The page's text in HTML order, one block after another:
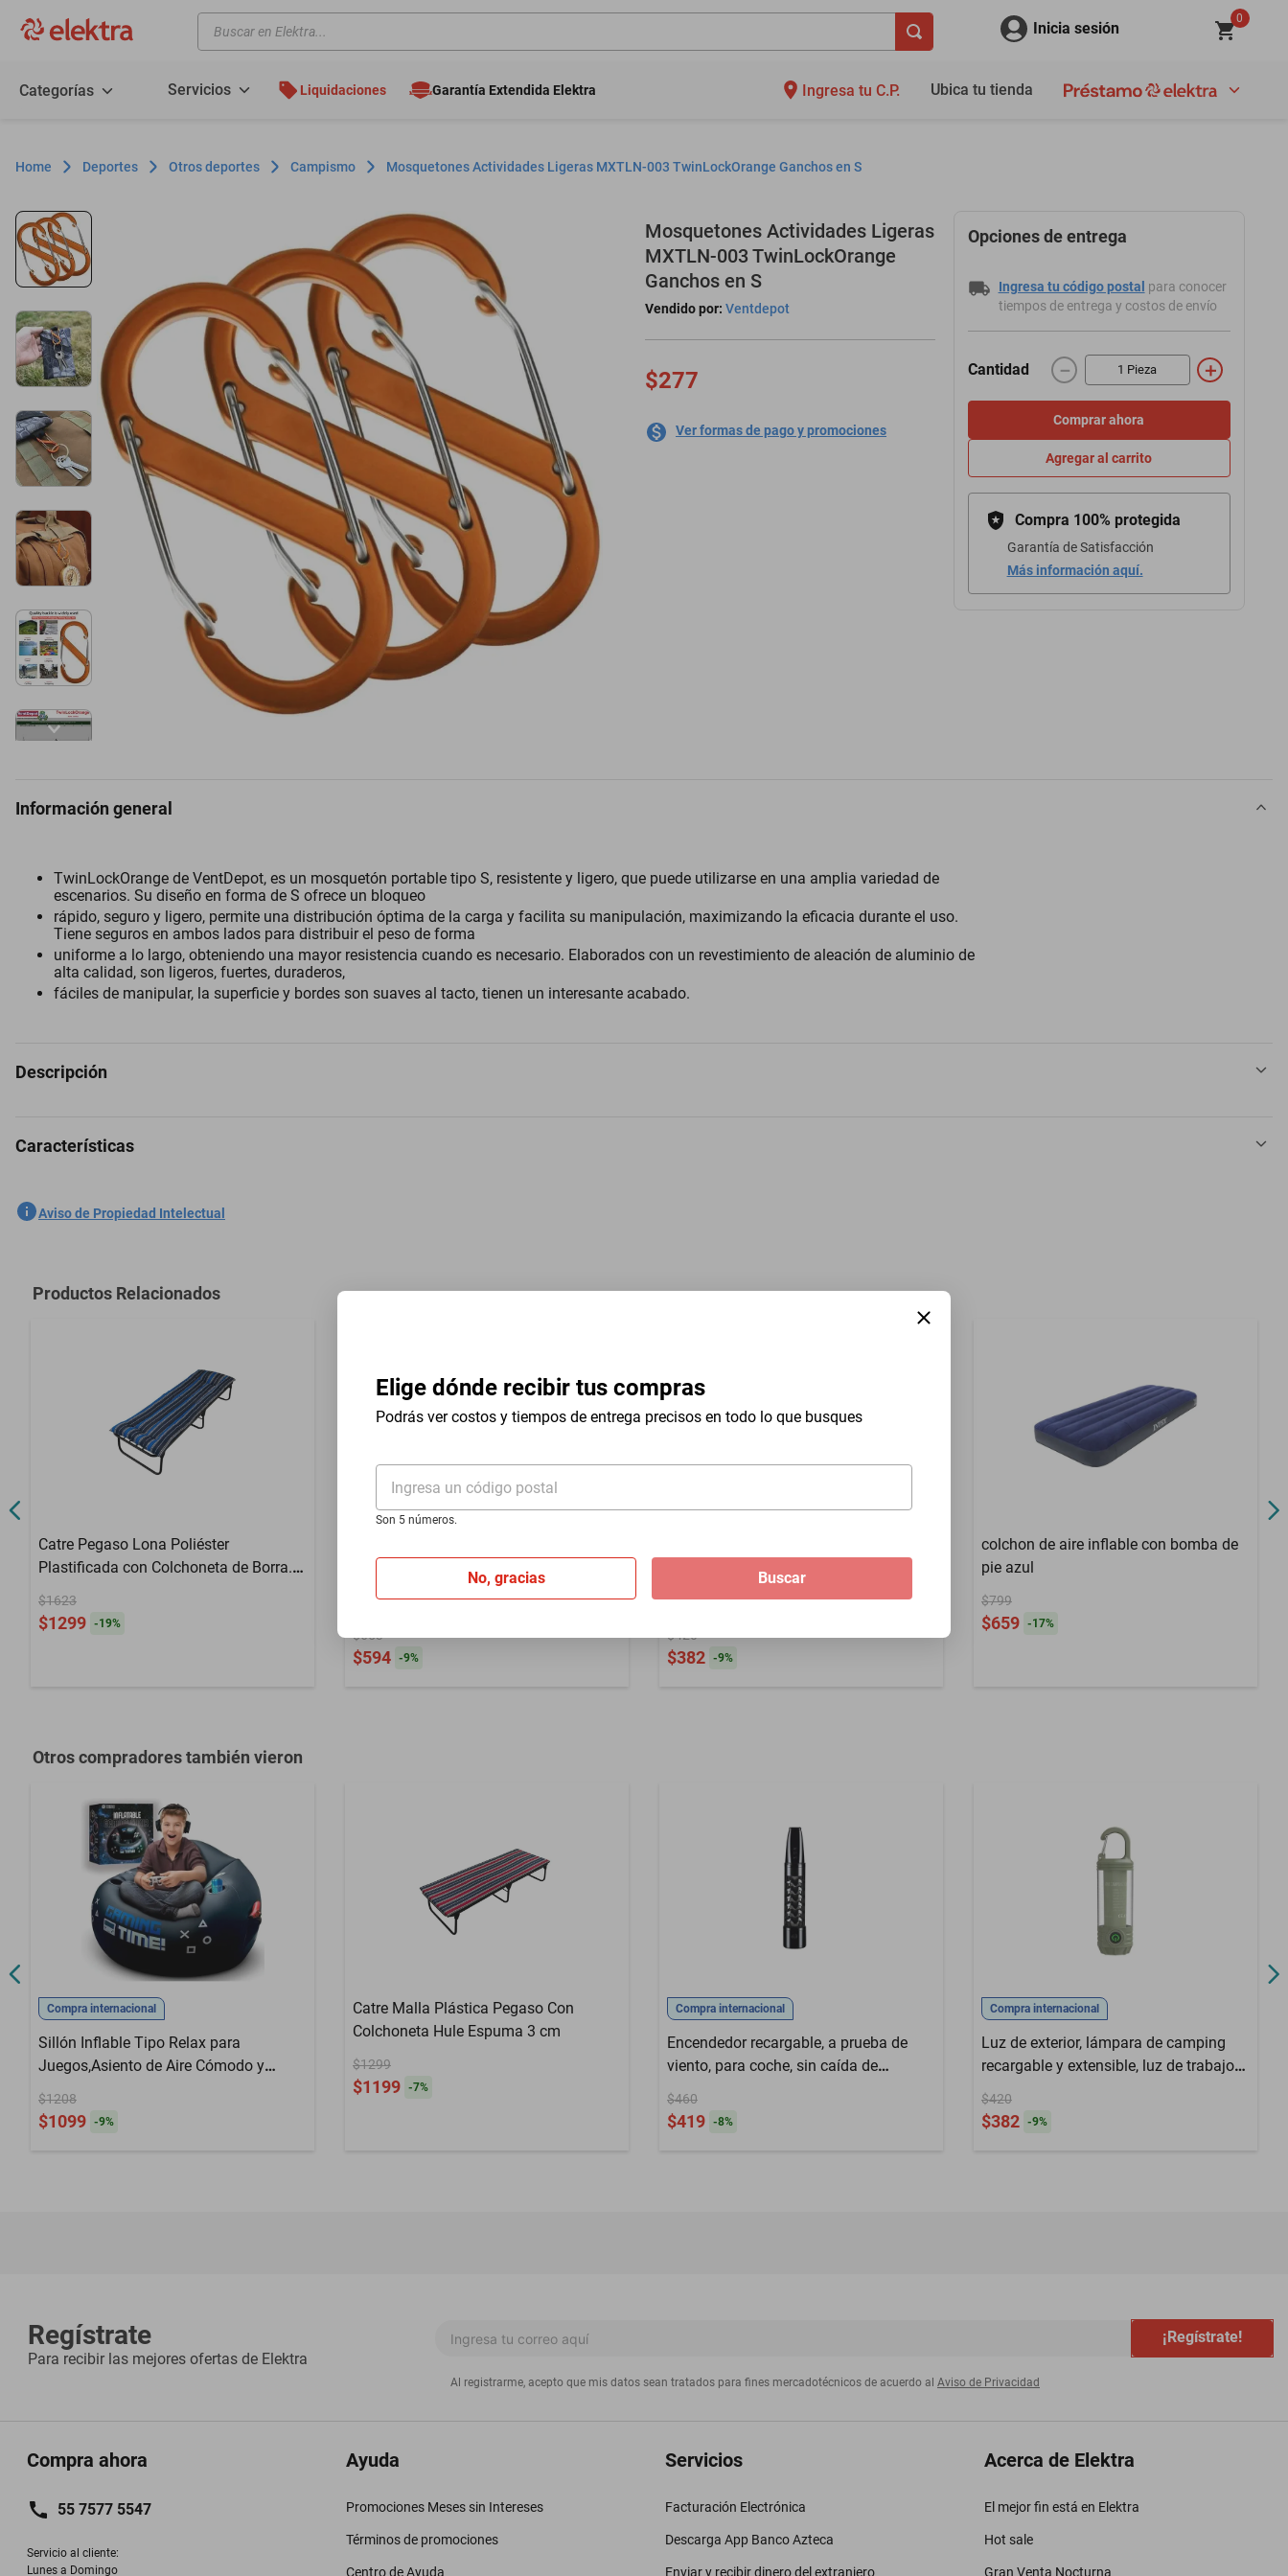
Buscar en Elektra... Inicia sesión
0
Categorías Servicios Liquidaciones Garantía Extendida Elektra Ingresa tu C.P.
Elige dónde recibir tus compras
Podrás ver costos y tiempos de entrega precisos en todo lo que busques
Ingresa un código postal
Son 5 números.
No, gracias Buscar
Ubica tu tienda
Deportes Otros deportes Campismo Mosquetones Actividades Ligeras MXTLN-003 TwinLockOrange Ganchos en S
Mosquetones Actividades Ligeras
MXTLN-003 TwinLockOrange
Ganchos en S
Vendido por: Ventdepot
$277
Ver formas de pago y promociones
Opciones de entrega
Ingresa tu código postal para conocer
tiempos de entrega y costos de envío
Cantidad ＋
－
Comprar ahora
Agregar al carrito
Compra 100% protegida
Garantía de Satisfacción
Más información aquí.
Información general
TwinLockOrange de VentDepot, es un mosquetón portable tipo S, resistente y ligero, que puede utilizarse en una amplia variedad de
escenarios. Su diseño en forma de S ofrece un bloqueo
rápido, seguro y ligero, permite una distribución óptima de la carga y facilita su manipulación, maximizando la eficacia durante el uso.
Tiene seguros en ambos lados para distribuir el peso de forma
uniforme a lo largo, obteniendo una mayor resistencia cuando es necesario. Elaborados con un revestimiento de aleación de aluminio de
alta calidad, son ligeros, fuertes, duraderos,
fáciles de manipular, la superficie y bordes son suaves al tacto, tienen un interesante acabado.
Descripción
Mosquetones Actividades Ligeras 3Pzas, 10kg, Forma S, Bloqueo Automático, Naranja, Aleación de Aluminio. Ganchos Forma S Mosquetón Colorido Mosquetón Senderismo
Características
SKU
Modelo
Aleación de Aluminio
Aviso de Propiedad Intelectual
Productos Relacionados
Catre Pegaso Lona Poliéster
Plastificada con Colchoneta de Borra.
Mod: KSL-B GRIS
$1623
$1299 -19%
Luz de exterior, lámpara de camping
recargable y extensible, luz de trabajo
tienda de campaña.HOGAWAY
$653
$594 -9%
Luz de exterior, lámpara de camping
recargable y extensible, luz de trabajo
tienda de campaña.HOGAWAY
$420
$382 -9%
colchon de aire inflable con bomba de
pie azul
$799
$659 -17%
Otros compradores también vieron
Compra internacional
Sillón Inflable Tipo Relax para
Juegos,Asiento de Aire Cómodo y
Portátil para Videojuegos, Lectura o
Descanso en Casa.HOGAWAY
$1208
$1099 -9%
Catre Malla Plástica Pegaso Con
Colchoneta Hule Espuma 3 cm
$1299
$1199 -7%
Compra internacional
Encendedor recargable, a prueba de
viento, para coche, sin caída de
cenizas.HOGAWAY
$460
$419 -8%
Compra internacional
Luz de exterior, lámpara de camping
recargable y extensible, luz de trabajo
LED con imán, lámpara portátil para
tienda de campaña.HOGAWAY
$420
$382 -9%
Regístrate
Para recibir las mejores ofertas de Elektra
¡Regístrate!
Al registrarme, acepto que mis datos sean tratados para fines mercadotécnicos de acuerdo al Aviso de Privacidad
Compra ahora
55 7577 5547
Servicio al cliente:
Lunes a Domingo
Ayuda
Promociones Meses sin Intereses
Términos de promociones
Centro de Ayuda
Servicios
Facturación Electrónica
Descarga App Banco Azteca
Enviar y recibir dinero del extranjero
Acerca de Elektra
El mejor fin está en Elektra
Hot sale
Gran Venta Nocturna
motos
lavadoras
colchones
salas
oppo
motoneta